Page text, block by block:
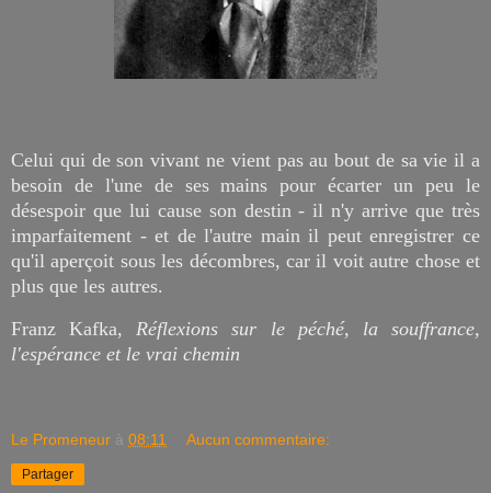
Celui qui de son vivant ne vient pas au bout de sa vie il a
besoin de l'une de ses mains pour écarter un peu le
désespoir que lui cause son destin - il n'y arrive que très
imparfaitement - et de l'autre main il peut enregistrer ce
qu'il aperçoit sous les décombres, car il voit autre chose et
plus que les autres.
Franz Kafka,Réflexions sur le péché, la souffrance,
l'espérance et le vrai chemin
Le Promeneur à 08:11 Aucun commentaire:
Partager